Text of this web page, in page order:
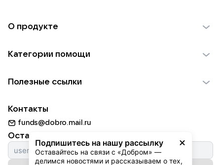
Подпишитесь на нашу рассылку
Оставайтесь на связи с «Добром» —
делимся новостями и рассказываем о тех,
О продукте
Использование материалов
Для НКО
Партнерам
Категории помощи
Пожилым
Животным
Природе
Культуре
Полезные ссылки
Добрый день
Истории
Контакты
funds@dobro.mail.ru
Оставайтесь с нами